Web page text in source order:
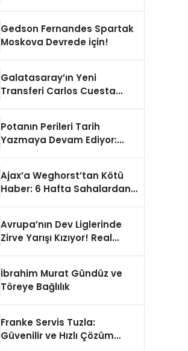
Gedson Fernandes Spartak
Moskova Devrede için!
Galatasaray’ın Yeni
Transferi Carlos Cuesta
Performansı mı
Konuşulmalı?
Potanın Perileri Tarih
Yazmaya Devam Ediyor:
Ajax’a Weghorst’tan Kötü
Haber: 6 Hafta Sahalardan
Avrupa’nın Dev Liglerinde
Zirve Yarışı Kızıyor! Real
Koltuğunda
İbrahim Murat Gündüz ve
Töreye Bağlılık
Franke Servis Tuzla:
Güvenilir ve Hızlı Çözüm